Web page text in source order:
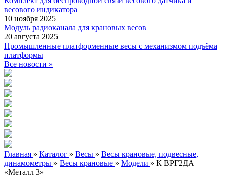
весового индикатора
10 ноября 2025
Модуль радиоканала для крановых весов
20 августа 2025
Промышленные платформенные весы с механизмом подъёма
платформы
Все новости »
Главная » Каталог » Весы » Весы крановые, подвесные,
динамометры » Весы крановые » Модели » К ВРГ2ДА
«Металл 3»